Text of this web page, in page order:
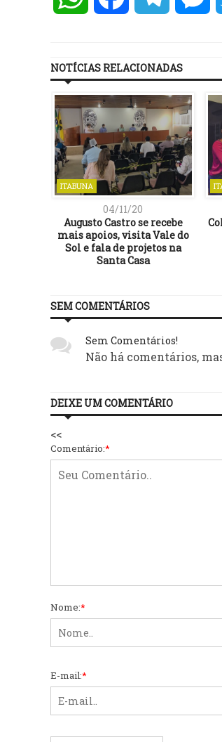
NOTÍCIAS RELACIONADAS
ITABUNA
04/11/20
Augusto Castro se recebe
mais apoios, visita Vale do
Sol e fala de projetos na
Santa Casa
SEM COMENTÁRIOS
Sem Comentários!
Não há comentários,
DEIXE UM COMENTÁRIO
<<
Comentário:*
Nome:*
E-mail:*